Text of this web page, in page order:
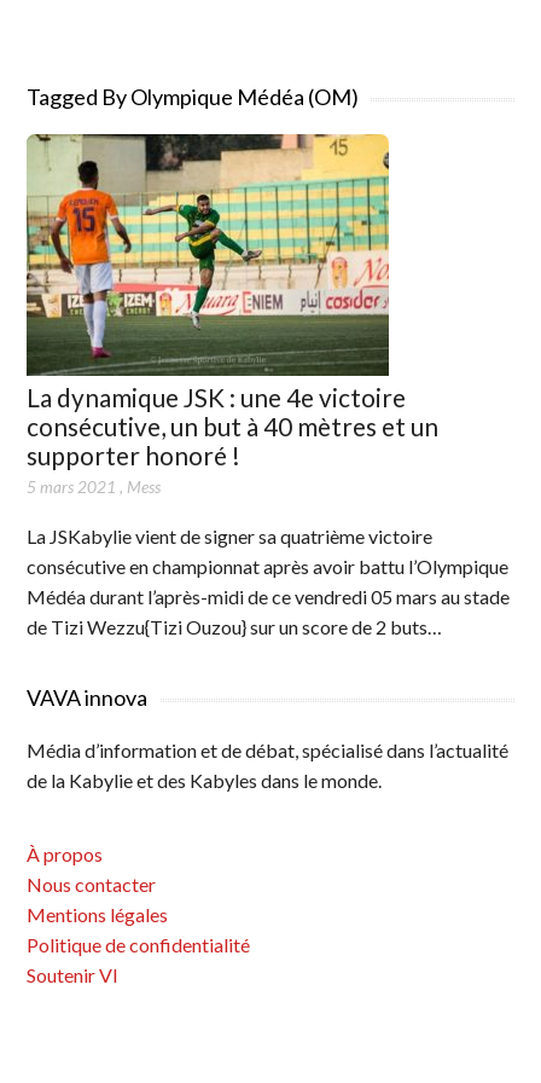
Tagged By Olympique Médéa (OM)
La dynamique JSK : une 4e victoire
consécutive, un but à 40 mètres et un
supporter honoré !
5 mars 2021 , Mess
La JSKabylie vient de signer sa quatrième victoire
consécutive en championnat après avoir battu l’Olympique
Médéa durant l’après-midi de ce vendredi 05 mars au stade
de Tizi Wezzu{Tizi Ouzou} sur un score de 2 buts…
VAVA innova
Média d’information et de débat, spécialisé dans l’actualité
de la Kabylie et des Kabyles dans le monde.
À propos
Nous contacter
Mentions légales
Politique de confidentialité
Soutenir VI